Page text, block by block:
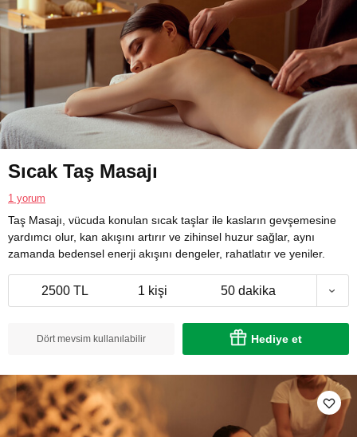
Sıcak Taş Masajı
1 yorum
Taş Masajı, vücuda konulan sıcak taşlar ile kasların gevşemesine
yardımcı olur, kan akışını artırır ve zihinsel huzur sağlar, aynı
zamanda bedensel enerji akışını dengeler, rahatlatır ve yeniler.
2500 TL 1 kişi 50 dakika
Dört mevsim kullanılabilir Hediye et